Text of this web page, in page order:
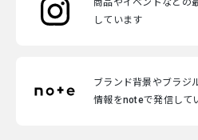
商品やイベントなどの
しています
ブランド背景やブラジ
情報をnoteで発信して